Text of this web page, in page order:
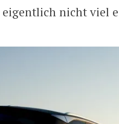
eigentlich nicht viel